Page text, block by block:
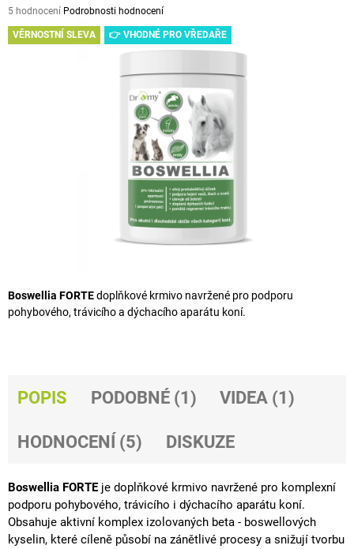
Průměrné
hodnocení
produktu
5 hodnocení Podrobnosti hodnocení
VĚRNOSTNÍ SLEVA 👉 VHODNÉ PRO VŘEDAŘE
Boswellia FORTEdoplňkové krmivo navržené pro podporu
pohybového, trávicího a dýchacího aparátu koní.
POPIS PODOBNÉ (1) VIDEA (1)
HODNOCENÍ (5) DISKUZE
Boswellia FORTEje doplňkové krmivo navržené pro komplexní
podporu pohybového, trávicího i dýchacího aparátu koní.
Obsahuje aktivní komplex izolovaných beta - boswellových
kyselin, které cíleně působí na zánětlivé procesy a snižují tvorbu
A
J
HLEDAT
O
R
M
GASTROHEAL
888
Kč